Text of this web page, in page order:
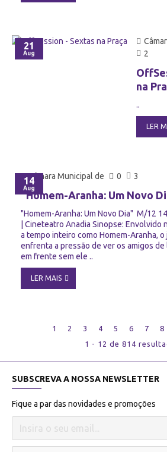
21
Aug
2
na
..
LER
14
Aug
Câmara Municipal de 0 3
"Homem-Aranha: Um Novo
"Homem-Aranha: Um Novo Dia" M/12
| Cineteatro Anadia Sinopse: Envolvido
a tempo inteiro como Homem-Aranha,
enfrenta a pressão de ver os amigos
em frente sem ele ..
LER MAIS
1 2 3 4 5 6 7 8
1 - 12 de 814
SUBSCREVA A NOSSA NEWSLETTER
Fique a par das novidades e promoções